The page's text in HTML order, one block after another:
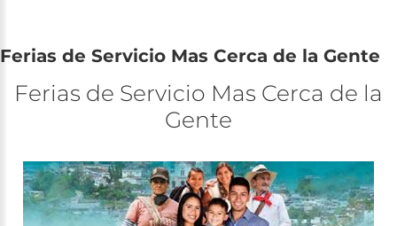
Ferias de Servicio Mas Cerca de la Gente
Ferias de Servicio Mas Cerca de la
Gente